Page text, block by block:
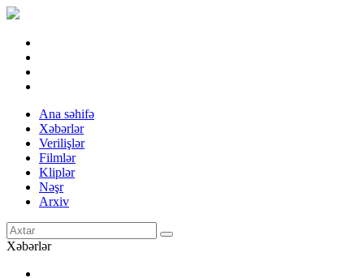
Ana səhifə
Xəbərlər
Verilişlər
Filmlər
Kliplər
Nəşr
Arxiv
Xəbərlər